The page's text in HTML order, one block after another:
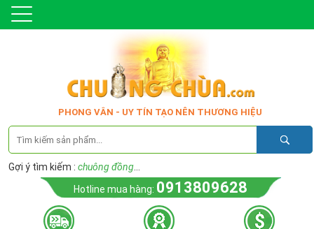
PHONG VÂN - UY TÍN TẠO NÊN THƯƠNG HIỆU
Gợi ý tìm kiếm : chuông đồng
Hotline mua hàng: 0913809628